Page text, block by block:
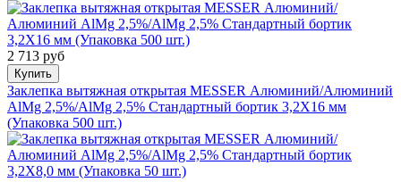
2 713 руб
Купить
Заклепка вытяжная открытая MESSER Алюминий/Алюминий
AlMg 2,5%/AlMg 2,5% Стандартный бортик 3,2X16 мм
(Упаковка 500 шт.)